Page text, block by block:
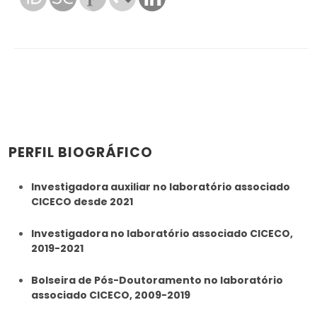
PERFIL BIOGRÁFICO
Investigadora auxiliar no laboratório associado
CICECO desde 2021
Investigadora no laboratório associado CICECO,
2019-2021
Bolseira de Pós-Doutoramento no laboratório
associado CICECO, 2009-2019